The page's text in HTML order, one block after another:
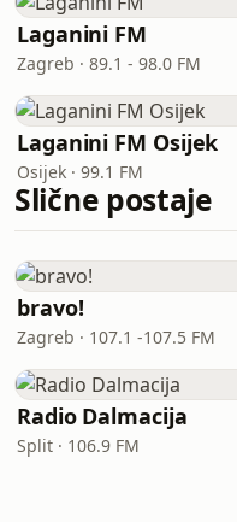
Laganini FM
Zagreb · 89.1 - 98.0 FM
Laganini FM Osijek
Osijek · 99.1 FM
Slične postaje
bravo!
Zagreb · 107.1 -107.5 FM
Radio Dalmacija
Split · 106.9 FM